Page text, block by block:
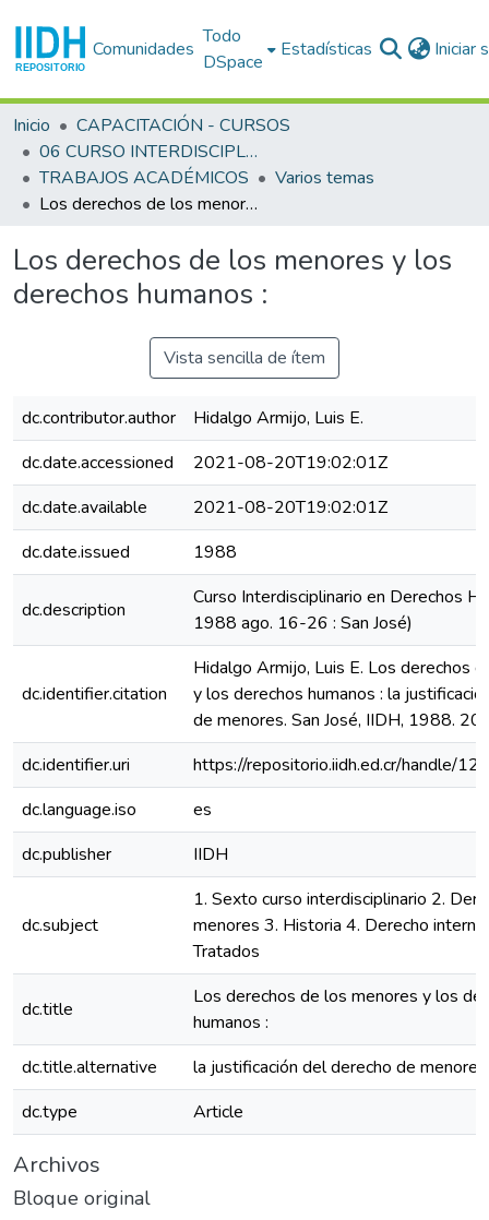
Comunidades
Todo
DSpace
Estadísticas Iniciar
Inicio
CAPACITACIÓN - CURSOS
06 CURSO INTERDISCIPLINARIO EN DERECHOS HUMANOS (6o. : 1988 ago. 16-26 : San José)
TRABAJOS ACADÉMICOS
Varios temas
Los derechos de los menores y los derechos humanos :
Los derechos de los menores y los
derechos humanos :
Vista sencilla de ítem
dc.contributor.author
Hidalgo Armijo, Luis E.
dc.date.accessioned
2021-08-20T19:02:01Z
dc.date.available
2021-08-20T19:02:01Z
dc.date.issued
1988
dc.description
Curso Interdisciplinario en Derechos
1988 ago. 16-26 : San José)
dc.identifier.citation
Hidalgo Armijo, Luis E. Los derechos
y los derechos humanos : la
de menores. San José, IIDH, 1988.
dc.identifier.uri
https://repositorio.iidh.ed.cr/handle/
dc.language.iso
es
dc.publisher
IIDH
dc.subject
1. Sexto curso interdisciplinario 2.
menores 3. Historia 4. Derecho
Tratados
dc.title
Los derechos de los menores y los
humanos :
dc.title.alternative
la justificación del derecho de menores
dc.type
Article
Archivos
Bloque original